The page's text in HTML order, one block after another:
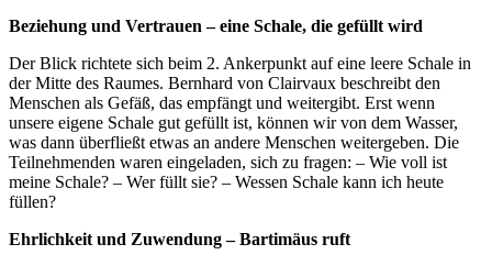
Beziehung und Vertrauen – eine Schale, die gefüllt wird
Der Blick richtete sich beim 2. Ankerpunkt auf eine leere Schale in
der Mitte des Raumes. Bernhard von Clairvaux beschreibt den
Menschen als Gefäß, das empfängt und weitergibt. Erst wenn
unsere eigene Schale gut gefüllt ist, können wir von dem Wasser,
was dann überfließt etwas an andere Menschen weitergeben. Die
Teilnehmenden waren eingeladen, sich zu fragen: – Wie voll ist
meine Schale? – Wer füllt sie? – Wessen Schale kann ich heute
füllen?
Ehrlichkeit und Zuwendung – Bartimäus ruft